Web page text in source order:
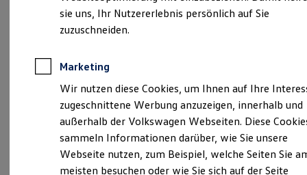
Direktkunden
Sonderfahrzeuge
Anpfiff zum Gewinn
Elektroautos
ID. Tutorials
Elektrofahrzeugkonzepte
Reichweite
Reichweite der ID. Modelle
Reichweite im Winter
Laden
Laden unterwegs
Berghausstraße 2 a, 01662 Meißen
info@autohaus-lassotta.de
Montag
Sonntag
Geschlossen
sie uns, Ihr Nutzererlebnis persönlich auf Sie
zuzuschneiden.
Marketing
Wir nutzen diese Cookies, um Ihnen auf Ihre
zugeschnittene Werbung anzuzeigen, innerhalb und
außerhalb der Volkswagen Webseiten. Diese
sammeln Informationen darüber, wie Sie unsere
Webseite nutzen, zum Beispiel, welche Seiten Sie
meisten besuchen oder wie Sie sich auf der Seite